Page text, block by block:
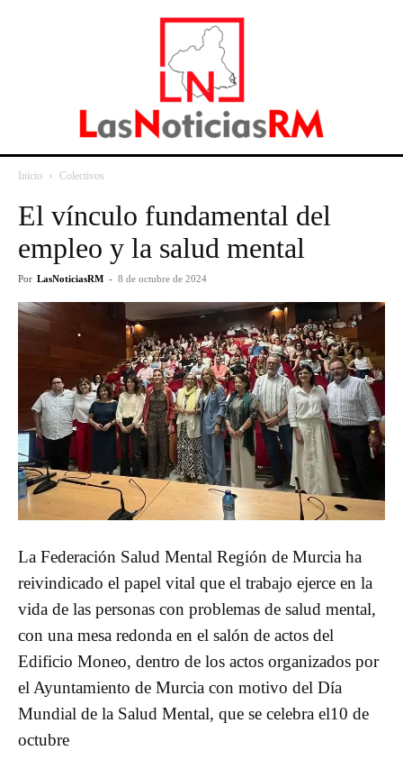
Inicio Colectivos
El vínculo fundamental del
empleo y la salud mental
Por LasNoticiasRM - 8 de octubre de 2024
La Federación Salud Mental Región de Murcia ha
reivindicado el papel vital que el trabajo ejerce en la
vida de las personas con problemas de salud mental,
con una mesa redonda en el salón de actos del
Edificio Moneo, dentro de los actos organizados por
el Ayuntamiento de Murcia con motivo del Día
Mundial de la Salud Mental, que se celebra el10 de
octubre